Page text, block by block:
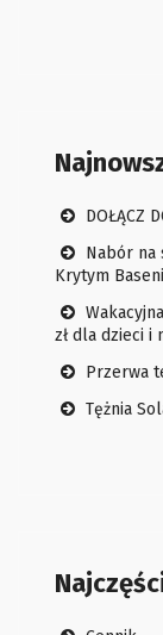
DOŁĄCZ
Nabór na
Krytym
zł dla dzieci i
Przerwa
Tężnia